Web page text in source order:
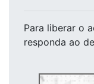
Para liberar o
responda ao